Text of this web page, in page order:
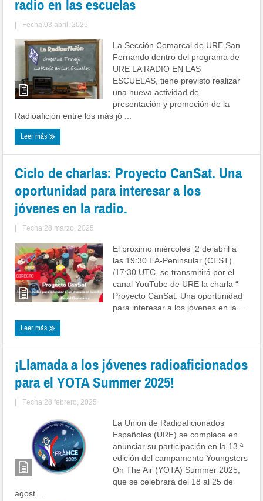
radio en las escuelas
| Fecha:03 abril, 2025
La Sección Comarcal de URE San
Fernando dentro del programa de
URE LA RADIO EN LAS
ESCUELAS, tiene previsto realizar
una nueva actividad de
presentación y promoción de la
Radioafición entre los más jó ...
Leer más
Ciclo de charlas: Proyecto CanSat. Una
oportunidad para interesar a los
jóvenes en la radio.
| Fecha:28 marzo, 2025
El próximo miércoles 2 de abril a
las 19:30 EA-Peninsular (CEST)
/17:30 UTC, se transmitirá por el
canal YouTube de URE la charla “
Proyecto CanSat. Una oportunidad
para interesar a los jóvenes en la ...
Leer más
¡Llamada a los jóvenes radioaficionados
para el YOTA Summer 2025!
| Fecha:28 febrero, 2025
La Unión de Radioaficionados
Españoles (URE) se complace en
anunciar su participación en la 13.ª
edición del campamento Youngsters
On The Air (YOTA) Summer 2025,
que se celebrará del 18 al 25 de
agost ...